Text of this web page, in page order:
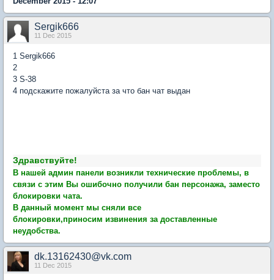
Sergik666
11 Dec 2015
1 Sergik666
2
3 S-38
4 подскажите пожалуйста за что бан чат выдан
Здравствуйте!
В нашей админ панели возникли технические проблемы, в
связи с этим Вы ошибочно получили бан персонажа, заместо
блокировки чата.
В данный момент мы сняли все
блокировки,приносим извинения за доставленные
неудобства.
dk.13162430@vk.com
11 Dec 2015